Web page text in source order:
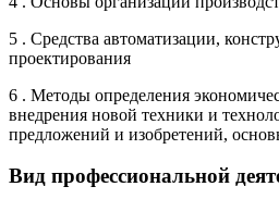
5 . Средства автоматизации,
проектирования
6 . Методы определения
внедрения новой техники и
предложений и изобретений,
Вид профессиональной